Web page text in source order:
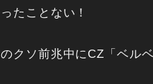
たことない！
クソ前兆中にCZ「ベル